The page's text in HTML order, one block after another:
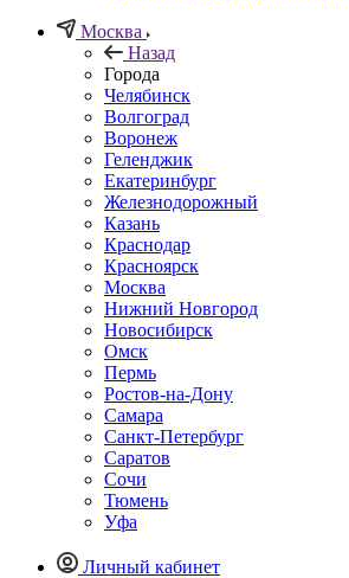
Москва
Назад
Города
Челябинск
Волгоград
Воронеж
Геленджик
Екатеринбург
Железнодорожный
Казань
Краснодар
Красноярск
Москва
Нижний Новгород
Новосибирск
Омск
Пермь
Ростов-на-Дону
Самара
Санкт-Петербург
Саратов
Сочи
Тюмень
Уфа
Личный кабинет